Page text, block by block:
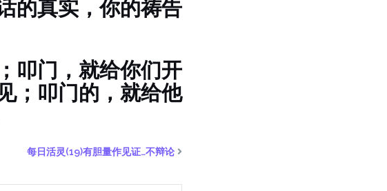
的真实，你的祷告
叩门，就给你们开
；叩门的，就给他
每日活灵(19)有胆量作见证…不辩论